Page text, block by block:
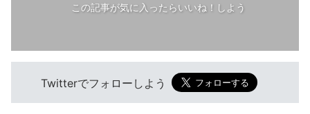
この記事が気に入ったらいいね！しよう
Twitterでフォローしよう